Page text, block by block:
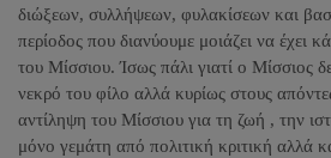
διώξεων, συλλήψεων, φυλακίσεων και
περίοδος που διανύουμε μοιάζει να έχει
του Μίσσιου. Ίσως πάλι γιατί ο Μίσσιος
νεκρό του φίλο αλλά κυρίως στους
αντίληψη του Μίσσιου για τη ζωή , την
μόνο γεμάτη από πολιτική κριτική αλλά